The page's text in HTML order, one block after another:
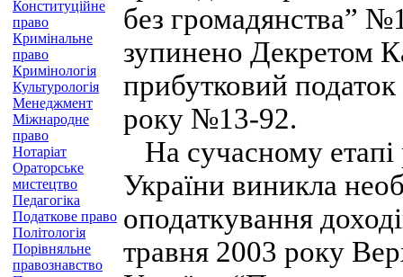
Конституційне
право
Кримінальне
право
Кримінологія
Культурологія
Менеджмент
Міжнародне
право
Нотаріат
Ораторське
мистецтво
Педагогіка
Податкове право
Політологія
Порівняльне
правознавство
без громадянства”
зупинено Декретом
прибутковий
року №13-92.
На сучасному етапі
України виникла
оподаткування
травня 2003 року